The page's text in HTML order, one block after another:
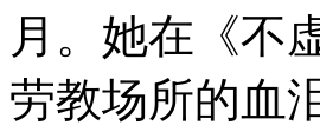
月。她在《不
劳教场所的血